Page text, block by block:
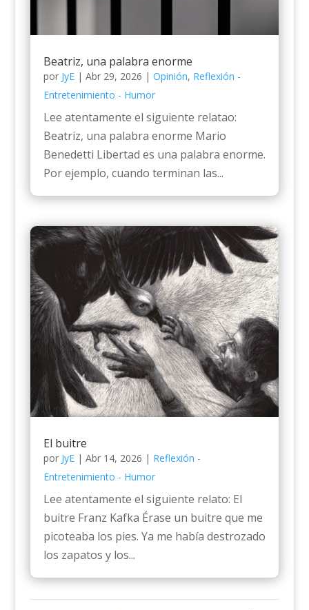
Beatriz, una palabra enorme
por JyE| Abr 29, 2026 | Opinión, Reflexión -
Entretenimiento - Humor
Lee atentamente el siguiente relatao:
Beatriz, una palabra enorme Mario
Benedetti Libertad es una palabra enorme.
Por ejemplo, cuando terminan las...
El buitre
por JyE| Abr 14, 2026 | Reflexión -
Entretenimiento - Humor
Lee atentamente el siguiente relato: El
buitre Franz Kafka Érase un buitre que me
picoteaba los pies. Ya me había destrozado
los zapatos y los...